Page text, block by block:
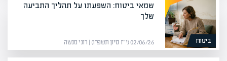
ביטוח
שמאי ביטוח: השפעתו על תהליך התביעה
שלך
02/06/26 (י״ז סיון תשפ״ו) | רוני מנשה